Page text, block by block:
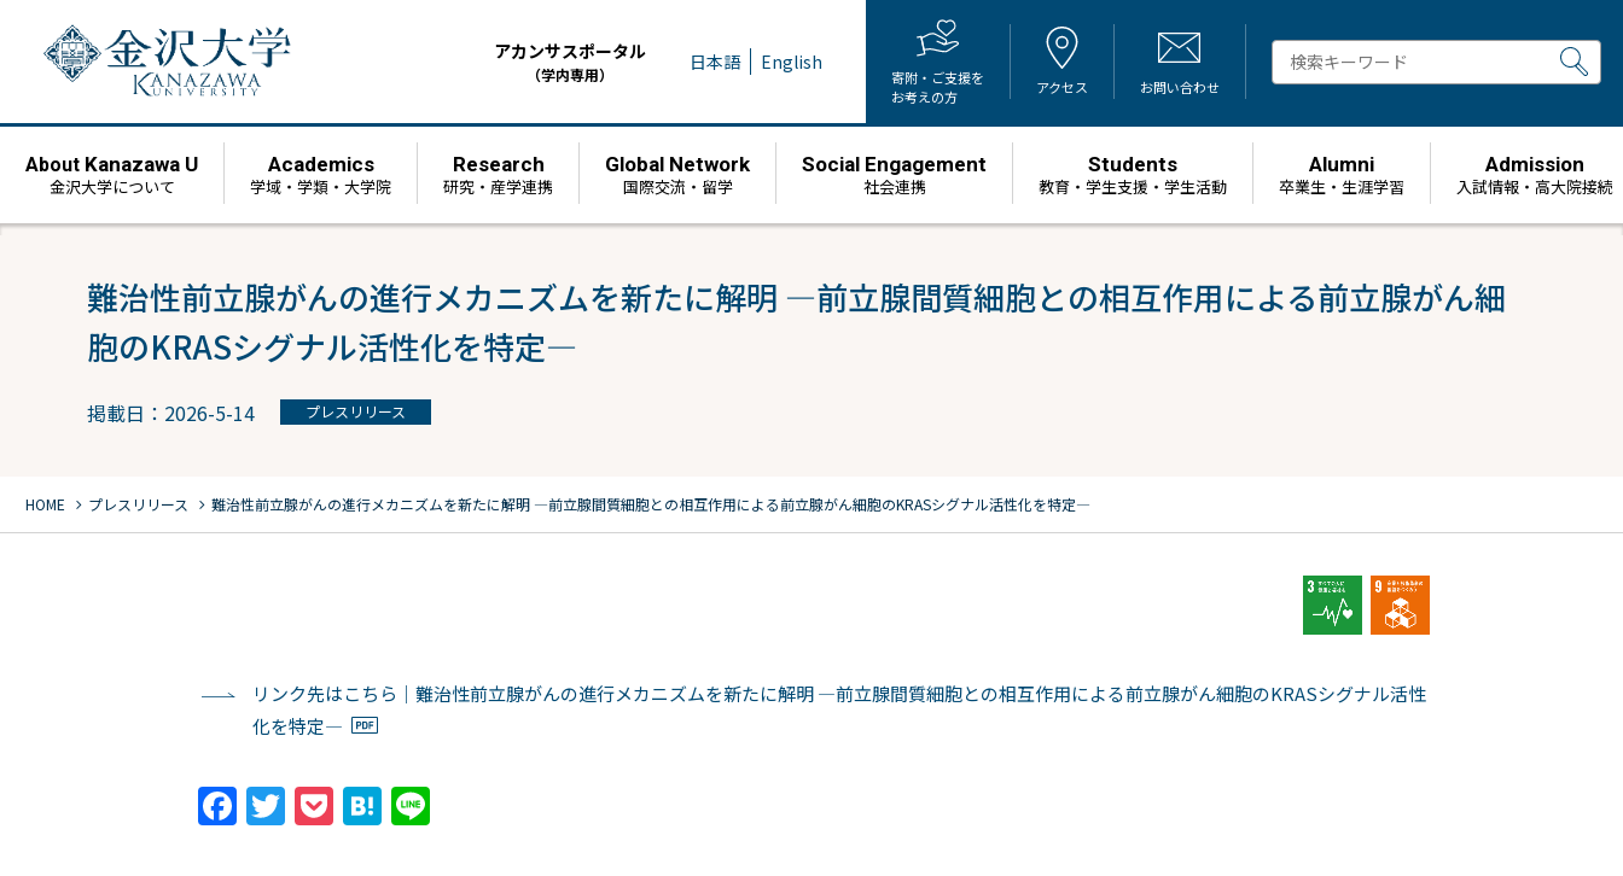
アカンサスポータル
（学内専用） 日本語 English
寄附・ご支援を
お考えの方
アクセス お問い合わせ
About Kanazawa U
金沢大学について
Academics
学域・学類・大学院
Research
研究・産学連携
Global Network
国際交流・留学
Social Engagement
社会連携
Students
教育・学生支援・学生活動
Alumni
卒業生・生涯学習
Admission
⼊試情報・高大院接続
難治性前立腺がんの進行メカニズムを新たに解明 ―前立腺間質細胞との相互作用による前立腺がん細
胞のKRASシグナル活性化を特定―
掲載日：2026-5-14 プレスリリース
HOME chevron_right プレスリリース chevron_right 難治性前立腺がんの進行メカニズムを新たに解明 ―前立腺間質細胞との相互作用による前立腺がん細胞のKRASシグナル活性化を特定―
リンク先はこちら｜難治性前立腺がんの進行メカニズムを新たに解明 ―前立腺間質細胞との相互作用による前立腺がん細胞のKRASシグナル活性
化を特定―
Facebook
Twitter
PocketHatena